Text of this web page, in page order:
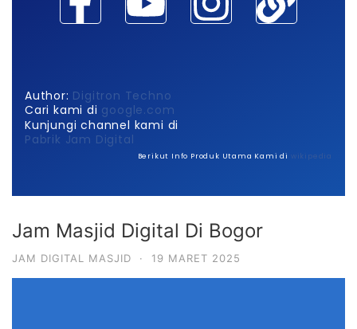
Author: Digitron Techno
Cari kami di google.com
Kunjungi channel kami di
Pabrik Jam Digital
Berikut Info Produk Utama Kami di wikipedia
Jam Masjid Digital Di Bogor
JAM DIGITAL MASJID · 19 MARET 2025